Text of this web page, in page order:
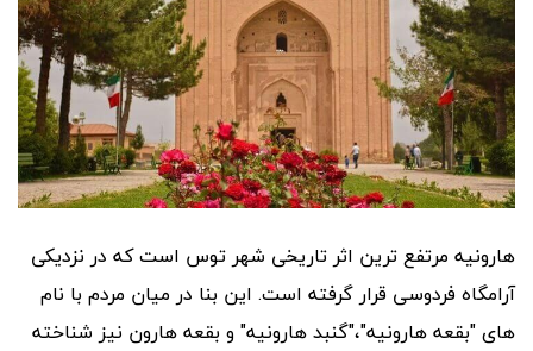
هارونیه مرتفع ترین اثر تاریخی شهر توس است که در نزدیکی
آرامگاه فردوسی قرار گرفته است. این بنا در میان مردم با نام
های "بقعه هارونیه"،"گنبد هارونیه" و بقعه هارون نیز شناخته